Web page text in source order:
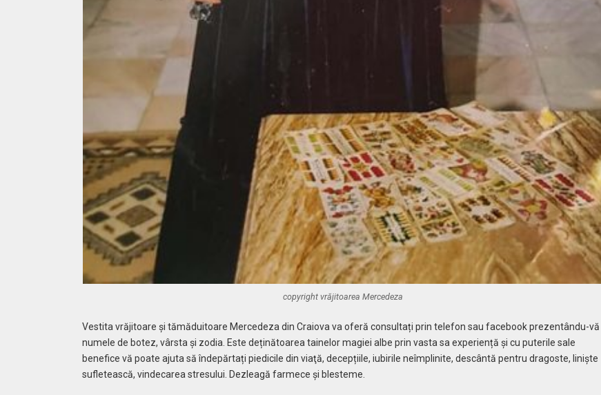
copyright vrăjitoarea Mercedeza
Vestita vrăjitoare şi tămăduitoare Mercedeza din Craiova va oferă consultați prin telefon sau facebook prezentându-vă
numele de botez, vârsta şi zodia. Este deținătoarea tainelor magiei albe prin vasta sa experiență şi cu puterile sale
benefice vă poate ajuta să îndepărtați piedicile din viaţă, decepțiile, iubirile neîmplinite, descântă pentru dragoste, liniște
sufletească, vindecarea stresului. Dezleagă farmece şi blesteme.